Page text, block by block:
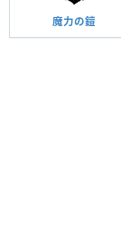
魔力の鎧